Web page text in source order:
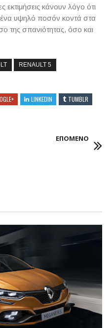
εκτιμήσεις κάνουν λόγο ότι
ένα υψηλό ποσόν κοντά στα
της σπανιότητας, όσο και
RENAULT 5
LINKEDIN
TUMBLR
ΕΠΟΜΕΝΟ